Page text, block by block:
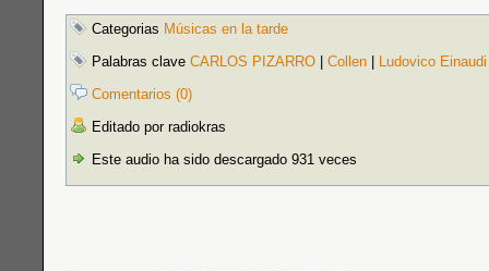
Categorias Músicas en la tarde
Palabras clave CARLOS PIZARRO Collen Ludovico Einaudi
Comentarios (0)
Editado por radiokras
Este audio ha sido descargado 931 veces